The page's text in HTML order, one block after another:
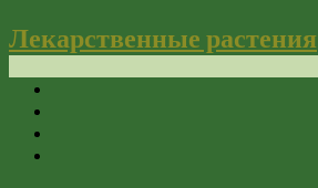
Лекарственные растения